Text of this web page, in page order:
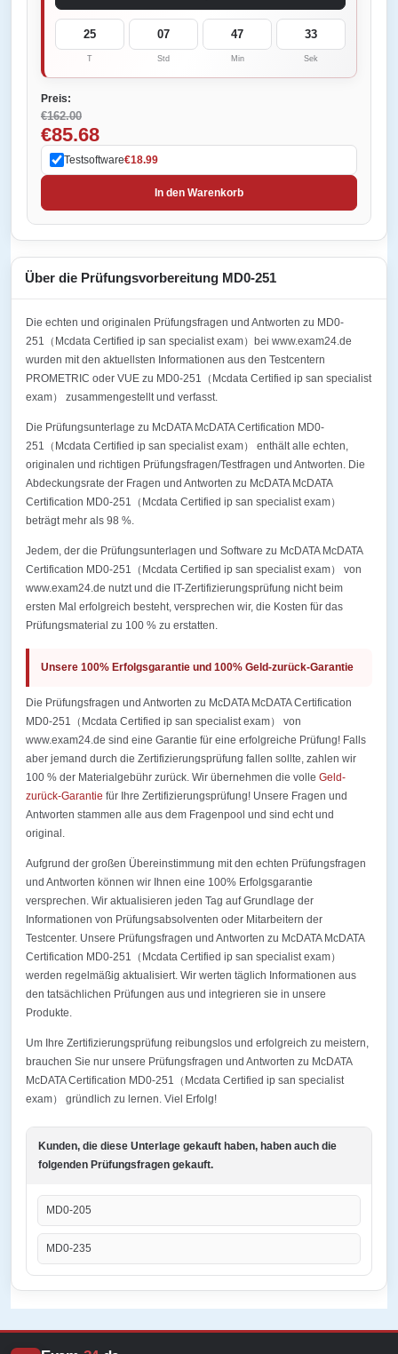
25
T
07
Std
47
Min
33
Sek
Preis:
€162.00
€85.68
Testsoftware€18.99
In den Warenkorb
Über die Prüfungsvorbereitung MD0-251
Die echten und originalen Prüfungsfragen und Antworten zu MD0-
251（Mcdata Certified ip san specialist exam）bei www.exam24.de
wurden mit den aktuellsten Informationen aus den Testcentern
PROMETRIC oder VUE zu MD0-251（Mcdata Certified ip san specialist
exam） zusammengestellt und verfasst.
Die Prüfungsunterlage zu McDATA McDATA Certification MD0-
251（Mcdata Certified ip san specialist exam） enthält alle echten,
originalen und richtigen Prüfungsfragen/Testfragen und Antworten. Die
Abdeckungsrate der Fragen und Antworten zu McDATA McDATA
Certification MD0-251（Mcdata Certified ip san specialist exam）
beträgt mehr als 98 %.
Jedem, der die Prüfungsunterlagen und Software zu McDATA McDATA
Certification MD0-251（Mcdata Certified ip san specialist exam） von
www.exam24.de nutzt und die IT-Zertifizierungsprüfung nicht beim
ersten Mal erfolgreich besteht, versprechen wir, die Kosten für das
Prüfungsmaterial zu 100 % zu erstatten.
Unsere 100% Erfolgsgarantie und 100% Geld-zurück-Garantie
Die Prüfungsfragen und Antworten zu McDATA McDATA Certification
MD0-251（Mcdata Certified ip san specialist exam） von
www.exam24.de sind eine Garantie für eine erfolgreiche Prüfung! Falls
aber jemand durch die Zertifizierungsprüfung fallen sollte, zahlen wir
100 % der Materialgebühr zurück. Wir übernehmen die volle Geld-
zurück-Garantie für Ihre Zertifizierungsprüfung! Unsere Fragen und
Antworten stammen alle aus dem Fragenpool und sind echt und
original.
Aufgrund der großen Übereinstimmung mit den echten Prüfungsfragen
und Antworten können wir Ihnen eine 100% Erfolgsgarantie
versprechen. Wir aktualisieren jeden Tag auf Grundlage der
Informationen von Prüfungsabsolventen oder Mitarbeitern der
Testcenter. Unsere Prüfungsfragen und Antworten zu McDATA McDATA
Certification MD0-251（Mcdata Certified ip san specialist exam）
werden regelmäßig aktualisiert. Wir werten täglich Informationen aus
den tatsächlichen Prüfungen aus und integrieren sie in unsere
Produkte.
Um Ihre Zertifizierungsprüfung reibungslos und erfolgreich zu meistern,
brauchen Sie nur unsere Prüfungsfragen und Antworten zu McDATA
McDATA Certification MD0-251（Mcdata Certified ip san specialist
exam） gründlich zu lernen. Viel Erfolg!
Kunden, die diese Unterlage gekauft haben, haben auch die
folgenden Prüfungsfragen gekauft.
MD0-205
MD0-235